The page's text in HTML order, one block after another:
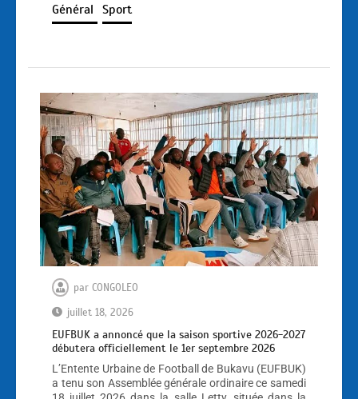
Général Sport
par CONGOLEO
juillet 18, 2026
EUFBUK a annoncé que la saison sportive 2026-2027
débutera officiellement le 1er septembre 2026
L’Entente Urbaine de Football de Bukavu (EUFBUK)
a tenu son Assemblée générale ordinaire ce samedi